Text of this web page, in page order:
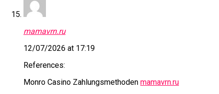
mamavrn.ru
12/07/2026 at 17:19
References:
Monro Casino Zahlungsmethoden mamavrn.ru